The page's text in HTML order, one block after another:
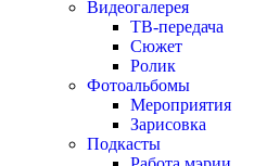
Видеогалерея
ТВ-передача
Сюжет
Ролик
Фотоальбомы
Мероприятия
Зарисовка
Подкасты